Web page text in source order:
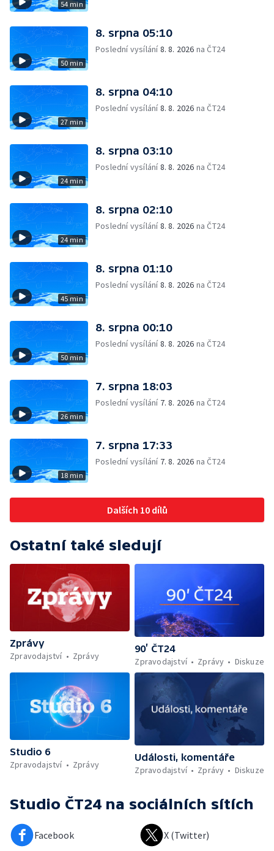
54 min
50 min
8. srpna 05:10
Poslední vysílání8. 8. 2026 na ČT24
27 min
8. srpna 04:10
Poslední vysílání8. 8. 2026 na ČT24
24 min
8. srpna 03:10
Poslední vysílání8. 8. 2026 na ČT24
24 min
8. srpna 02:10
Poslední vysílání8. 8. 2026 na ČT24
45 min
8. srpna 01:10
Poslední vysílání8. 8. 2026 na ČT24
50 min
8. srpna 00:10
Poslední vysílání8. 8. 2026 na ČT24
26 min
7. srpna 18:03
Poslední vysílání 7. 8. 2026 na ČT24
18 min
7. srpna 17:33
Poslední vysílání 7. 8. 2026 na ČT24
Dalších 10 dílů
Ostatní také sledují
Zprávy
Zpravodajství
Zprávy
90’ ČT24
Zpravodajství
Zprávy Diskuze
Studio 6
Zpravodajství
Zprávy
Události, komentáře
Zpravodajství
Zprávy Diskuze
Studio ČT24 na sociálních sítích
Facebook X (Twitter)